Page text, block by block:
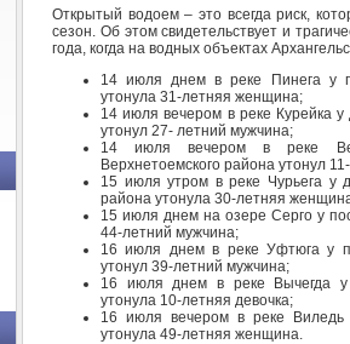
Открытый водоем – это всегда риск,
сезон. Об этом свидетельствует и
года, когда на водных объектах
14 июля днем в реке Пинега у
утонула 31-летняя женщина;
14 июля вечером в реке Курейка
утонул 27- летний мужчина;
14 июля вечером в реке
Верхнетоемского района утонул
15 июля утром в реке Чурьега у
района утонула 30-летняя
15 июля днем на озере Серго у
44-летний мужчина;
16 июля днем в реке Уфтюга у
утонул 39-летний мужчина;
16 июля днем в реке Вычегда у
утонула 10-летняя девочка;
16 июля вечером в реке Виледь
утонула 49-летняя женщина.